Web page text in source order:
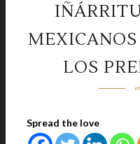
LOS
Spread the love